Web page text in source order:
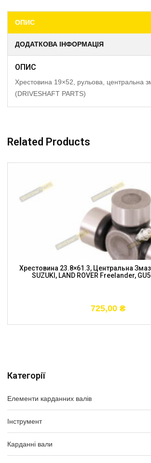
Категорії
Елементи карданних валів
Інструмент
Карданні вали
ОПИС
ДОДАТКОВА ІНФОРМАЦІЯ
ОПИС
Хрестовина 19×52, рульова, центральна
(DRIVESHAFT PARTS)
Related Products
Хрестовина 23.8×61.3, Центральна
SUZUKI, LAND ROVER Freelander,
725,00 ₴